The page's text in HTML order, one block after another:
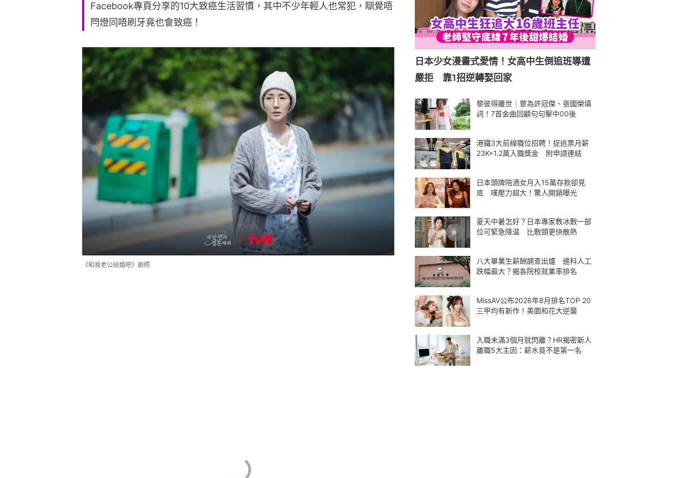
Facebook專頁分享的10大致癌生活習慣，其中不少年輕人也常犯，瞓覺唔
閂燈同唔刷牙竟也會致癌！
《和我老公結婚吧》劇照
日本少女漫畫式愛情！女高中生倒追班導遭
嚴拒 靠1招逆轉娶回家
黎彼得離世｜曾為許冠傑、張國榮填
詞！7首金曲回顧句句擊中00後
港鐵3大前線職位招聘！捉逃票月薪
23K+1.2萬入職獎金 附申請連結
日本頭牌陪酒女月入15萬存款卻見
底 嘆壓力超大！驚人開銷曝光
夏天中暑怎好？日本專家教冰敷一部
位可緊急降温 比敷頸更快散熱
八大畢業生薪酬調查出爐 邊科人工
跌幅最大？揭各院校就業率排名
MissAV公布2026年8月排名TOP 20
三甲均有新作！美園和花大逆襲
入職未滿3個月就閃離？HR揭密新人
離職5大主因：薪水竟不是第一名